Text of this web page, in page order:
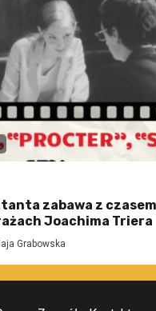
zabawa z
Joachima Triera
Grabowska